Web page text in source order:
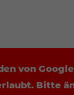
von
Bitte